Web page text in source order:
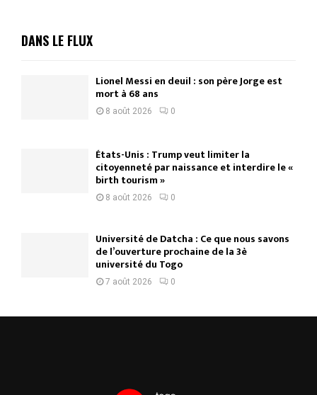
DANS LE FLUX
Lionel Messi en deuil : son père Jorge est
mort à 68 ans
8 août 2026 0
États-Unis : Trump veut limiter la
citoyenneté par naissance et interdire le «
birth tourism »
8 août 2026 0
Université de Datcha : Ce que nous savons
de l’ouverture prochaine de la 3è
université du Togo
7 août 2026 0